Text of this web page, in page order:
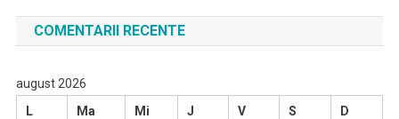
COMENTARII RECENTE
august 2026
L
Ma Mi J V S D